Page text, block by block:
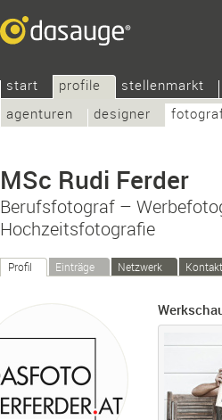
start
profile
agenturen
designer
stellenmarkt
MSc Rudi Ferder
Berufsfotograf –
Hochzeitsfotografie
Profil Einträge Netzwerk Kontakt